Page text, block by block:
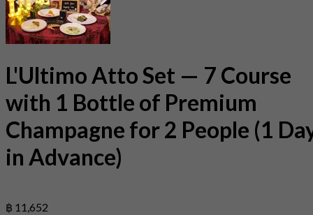
L'Ultimo Atto Set — 7 Course
with 1 Bottle of Premium
Champagne for 2 People (1
in Advance)
฿ 11,652